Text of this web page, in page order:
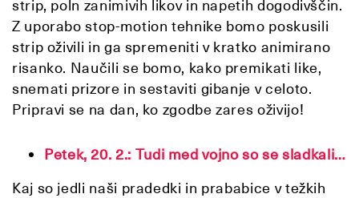
strip, poln zanimivih likov in napetih dogodivščin.
Z uporabo stop-motion tehnike bomo poskusili
strip oživili in ga spremeniti v kratko animirano
risanko. Naučili se bomo, kako premikati like,
snemati prizore in sestaviti gibanje v celoto.
Pripravi se na dan, ko zgodbe zares oživijo!
Petek, 20. 2.: Tudi med vojno so se sladkali…
Kaj so jedli naši pradedki in prababice v težkih